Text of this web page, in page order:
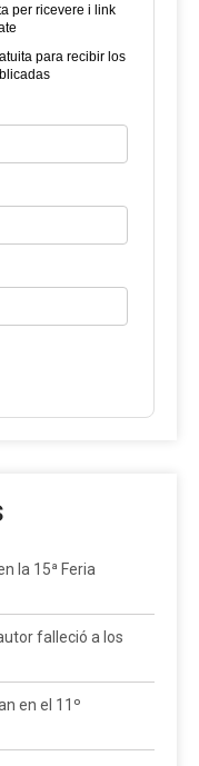
per ricevere i link
para recibir los
la 15ª Feria
falleció a los
en el 11º